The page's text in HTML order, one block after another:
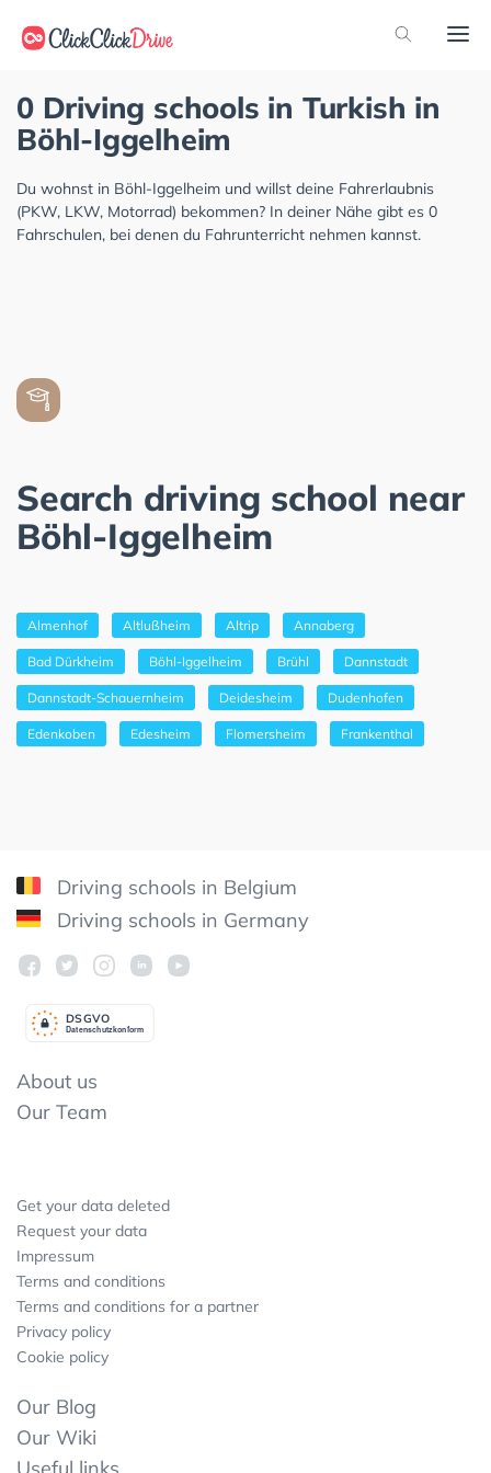
0 Driving schools in Turkish in
Böhl-Iggelheim
Du wohnst in Böhl-Iggelheim und willst deine Fahrerlaubnis
(PKW, LKW, Motorrad) bekommen? In deiner Nähe gibt es 0
Fahrschulen, bei denen du Fahrunterricht nehmen kannst.
Search driving school near
Böhl-Iggelheim
Almenhof Altlußheim Altrip Annaberg
Bad Dürkheim Böhl-Iggelheim Brühl Dannstadt
Dannstadt-Schauernheim Deidesheim Dudenhofen
Edenkoben Edesheim Flomersheim Frankenthal
Driving schools in Belgium
Driving schools in Germany
Datenschutzkonform
DSGVO
About us
Our Team
Get your data deleted
Request your data
Impressum
Terms and conditions
Terms and conditions for a partner
Privacy policy
Cookie policy
Our Blog
Our Wiki